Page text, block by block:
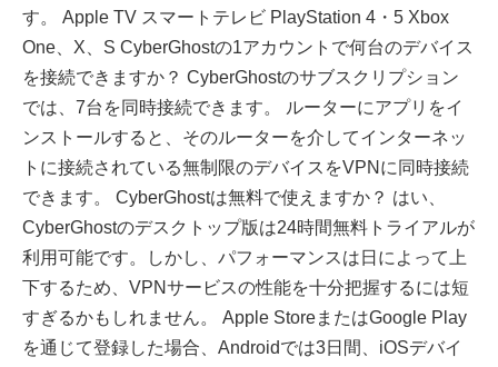
す。 Apple TV スマートテレビ PlayStation 4・5 Xbox
One、X、S CyberGhostの1アカウントで何台のデバイス
を接続できますか？ CyberGhostのサブスクリプション
では、7台を同時接続できます。 ルーターにアプリをイ
ンストールすると、そのルーターを介してインターネッ
トに接続されている無制限のデバイスをVPNに同時接続
できます。 CyberGhostは無料で使えますか？ はい、
CyberGhostのデスクトップ版は24時間無料トライアルが
利用可能です。しかし、パフォーマンスは日によって上
下するため、VPNサービスの性能を十分把握するには短
すぎるかもしれません。 Apple StoreまたはGoogle Play
を通じて登録した場合、Androidでは3日間、iOSデバイ